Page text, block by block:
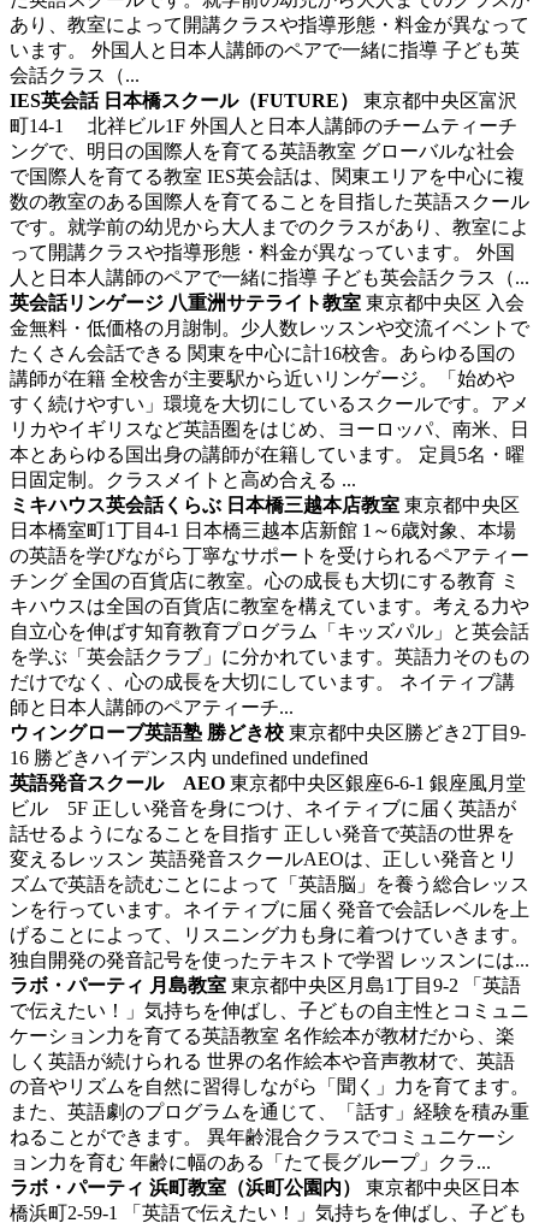
あり、教室によって開講クラスや指導形態・料金が異なって
います。 外国人と日本人講師のペアで一緒に指導 子ども英
会話クラス（...
IES英会話 日本橋スクール（FUTURE）
東京都中央区富沢
町14-1 北祥ビル1F 外国人と日本人講師のチームティーチ
ングで、明日の国際人を育てる英語教室 グローバルな社会
で国際人を育てる教室 IES英会話は、関東エリアを中心に複
数の教室のある国際人を育てることを目指した英語スクール
です。就学前の幼児から大人までのクラスがあり、教室によ
って開講クラスや指導形態・料金が異なっています。 外国
人と日本人講師のペアで一緒に指導 子ども英会話クラス（...
英会話リンゲージ 八重洲サテライト教室 東京都中央区 入会
金無料・低価格の月謝制。少人数レッスンや交流イベントで
たくさん会話できる 関東を中心に計16校舎。あらゆる国の
講師が在籍 全校舎が主要駅から近いリンゲージ。「始めや
すく続けやすい」環境を大切にしているスクールです。アメ
リカやイギリスなど英語圏をはじめ、ヨーロッパ、南米、日
本とあらゆる国出身の講師が在籍しています。 定員5名・曜
日固定制。クラスメイトと高め合える ...
ミキハウス英会話くらぶ 日本橋三越本店教室 東京都中央区
日本橋室町1丁目4-1 日本橋三越本店新館 1～6歳対象、本場
の英語を学びながら丁寧なサポートを受けられるペアティー
チング 全国の百貨店に教室。心の成長も大切にする教育 ミ
キハウスは全国の百貨店に教室を構えています。考える力や
自立心を伸ばす知育教育プログラム「キッズパル」と英会話
を学ぶ「英会話クラブ」に分かれています。英語力そのもの
だけでなく、心の成長を大切にしています。 ネイティブ講
師と日本人講師のペアティーチ...
ウィングローブ英語塾 勝どき校 東京都中央区勝どき2丁目9-
16 勝どきハイデンス内 undefined undefined
英語発音スクール AEO 東京都中央区銀座6-6-1 銀座風月堂
ビル 5F 正しい発音を身につけ、ネイティブに届く英語が
話せるようになることを目指す 正しい発音で英語の世界を
変えるレッスン 英語発音スクールAEOは、正しい発音とリ
ズムで英語を読むことによって「英語脳」を養う総合レッス
ンを行っています。ネイティブに届く発音で会話レベルを上
げることによって、リスニング力も身に着つけていきます。
独自開発の発音記号を使ったテキストで学習 レッスンには...
ラボ・パーティ 月島教室 東京都中央区月島1丁目9-2
「英語
で伝えたい！」気持ちを伸ばし、子どもの自主性とコミュニ
ケーション力を育てる英語教室 名作絵本が教材だから、楽
しく英語が続けられる 世界の名作絵本や音声教材で、英語
の音やリズムを自然に習得しながら「聞く」力を育てます。
また、英語劇のプログラムを通じて、「話す」経験を積み重
ねることができます。 異年齢混合クラスでコミュニケーシ
ョン力を育む 年齢に幅のある「たて長グループ」クラ...
ラボ・パーティ 浜町教室（浜町公園内）
東京都中央区日本
橋浜町2-59-1
「英語で伝えたい！」気持ちを伸ばし、子ども